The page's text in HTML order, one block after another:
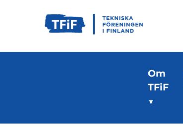
Om
TFiF